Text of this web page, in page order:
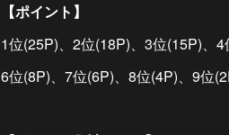
【ポイント】
1位(25P)、2位(18P)、3位(15P)、
6位(8P)、7位(6P)、8位(4P)、9位